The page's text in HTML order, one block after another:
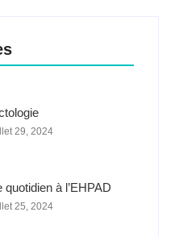
29, 2024
quotidien à l’EHPAD
25, 2024